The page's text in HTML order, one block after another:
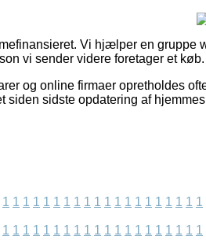
Vi hjælper en gruppe
vi sender videre foretager et køb.
og online firmaer opretholdes
siden sidste opdatering af
1 1 1 1 1 1 1 1 1 1 1 1 1 1 1 1 1 1 1 1
1 1 1 1 1 1 1 1 1 1 1 1 1 1 1 1 1 1 1 1